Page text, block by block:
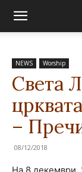
NEWS Worship
Света
–
08/12/2018